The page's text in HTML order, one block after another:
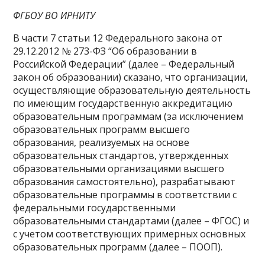
ФГБОУ ВО ИРНИТУ
В части 7 статьи 12 Федерального закона от
29.12.2012 № 273-ФЗ “Об образовании в
Российской Федерации” (далее – Федеральный
закон об образовании) сказано, что организации,
осуществляющие образовательную деятельность
по имеющим государственную аккредитацию
образовательным программам (за исключением
образовательных программ высшего
образования, реализуемых на основе
образовательных стандартов, утвержденных
образовательными организациями высшего
образования самостоятельно), разрабатывают
образовательные программы в соответствии с
федеральными государственными
образовательными стандартами (далее – ФГОС) и
с учетом соответствующих примерных основных
образовательных программ (далее – ПООП).